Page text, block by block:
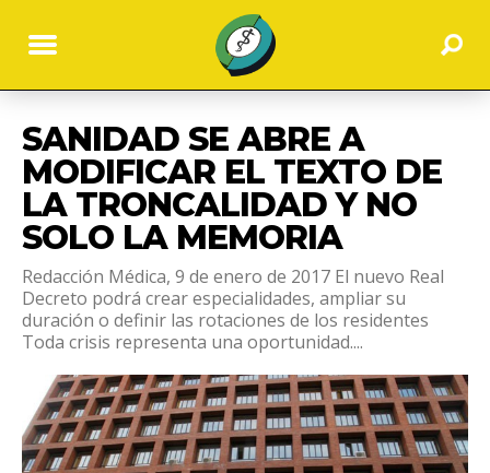
SANIDAD SE ABRE A
MODIFICAR EL TEXTO DE
LA TRONCALIDAD Y NO
SOLO LA MEMORIA
Redacción Médica, 9 de enero de 2017 El nuevo Real
Decreto podrá crear especialidades, ampliar su
duración o definir las rotaciones de los residentes
Toda crisis representa una oportunidad....